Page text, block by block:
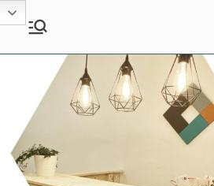
Capsis Vilanova
Psicologia i Psiquiatria